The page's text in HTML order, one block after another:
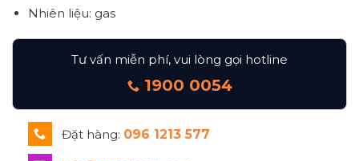
Nhiên liệu: gas
Tư vấn miễn phí, vui lòng gọi hotline
1900 0054
Đặt hàng: 096 1213 577